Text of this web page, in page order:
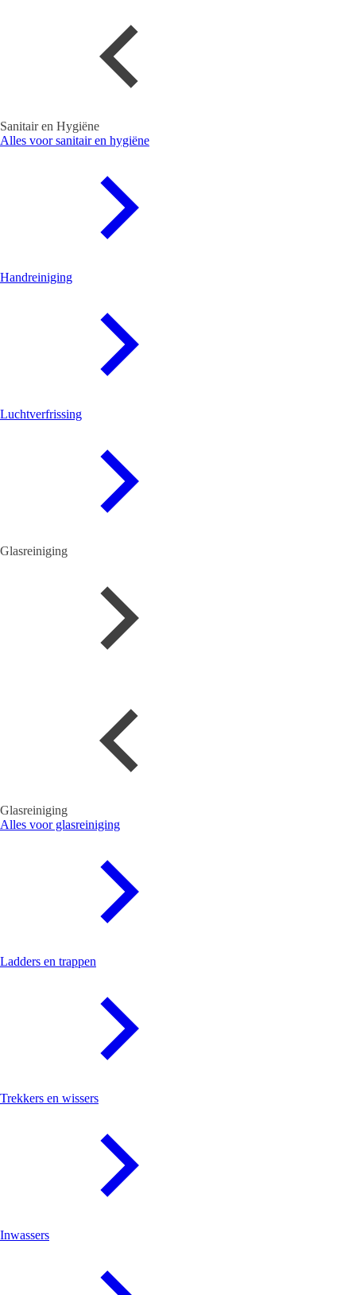
Sanitair en Hygiëne
Alles voor sanitair en hygiëne
Handreiniging
Luchtverfrissing
Glasreiniging
Glasreiniging
Alles voor glasreiniging
Ladders en trappen
Trekkers en wissers
Inwassers